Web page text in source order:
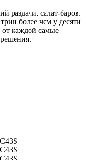
раздачи, салат-баров,
более чем у десяти
от каждой самые